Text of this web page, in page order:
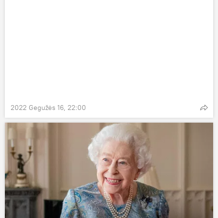
2022 Gegužės 16, 22:00